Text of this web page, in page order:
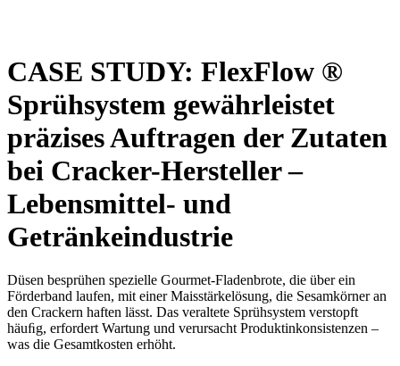
CASE STUDY: FlexFlow ®
Sprühsystem gewährleistet
präzises Auftragen der Zutaten
bei Cracker-Hersteller –
Lebensmittel- und
Getränkeindustrie
Düsen besprühen spezielle Gourmet-Fladenbrote, die über ein
Förderband laufen, mit einer Maisstärkelösung, die Sesamkörner an
den Crackern haften lässt. Das veraltete Sprühsystem verstopft
häuﬁg, erfordert Wartung und verursacht Produktinkonsistenzen –
was die Gesamtkosten erhöht.